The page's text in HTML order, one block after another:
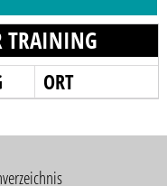
TRAINING
ORT